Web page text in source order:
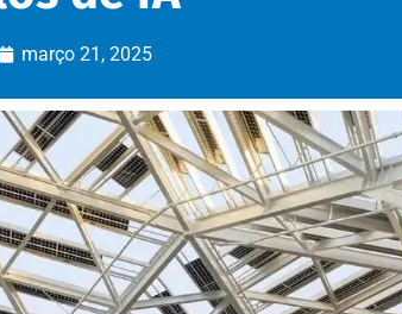
março 21, 2025